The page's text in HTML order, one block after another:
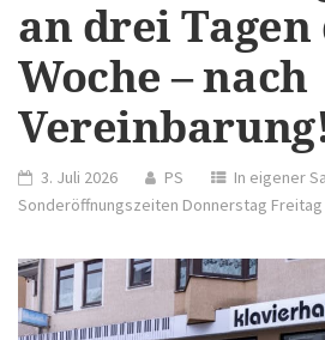
an drei Tagen
Woche – nach
3. Juli 2026 PS
In eigener
Sonderöffnungszeiten Donnerstag Freitag